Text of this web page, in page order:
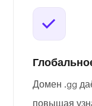
Домен .gg
повышая